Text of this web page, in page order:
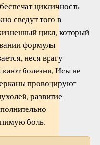
цикличность
сведут того в
цикл, который
формулы
неся врагу
болезни, Исы не
провоцируют
развитие
боль.